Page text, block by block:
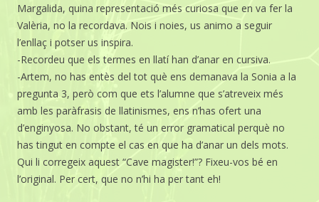
Margalida, quina representació més curiosa que en va fer la
Valèria, no la recordava. Nois i noies, us animo a seguir
l’enllaç i potser us inspira.
-Recordeu que els termes en llatí han d’anar en cursiva.
-Artem, no has entès del tot què ens demanava la Sonia a la
pregunta 3, però com que ets l’alumne que s’atreveix més
amb les paràfrasis de llatinismes, ens n’has ofert una
d’enginyosa. No obstant, té un error gramatical perquè no
has tingut en compte el cas en que ha d’anar un dels mots.
Qui li corregeix aquest “Cave magister!”? Fixeu-vos bé en
l’original. Per cert, que no n’hi ha per tant eh!